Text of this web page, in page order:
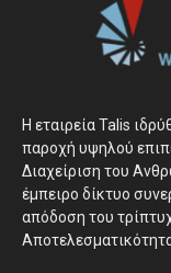
H εταιρεία Talis
παροχή υψηλού
Διαχείριση του
έμπειρο δίκτυο
απόδοση του